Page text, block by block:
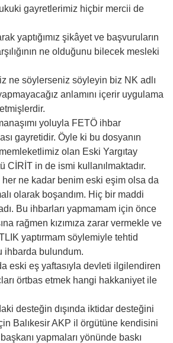
gayretlerimiz hiçbir mercii de
yaptığımız şikâyet ve başvuruların
ne olduğunu bilecek mesleki
ne söylerseniz söyleyin biz NK adlı
anlamını içerir uygulama
yoluyla FETÖ ihbar
gayretidir. Öyle ki bu dosyanın
olan Eski Yargıtay
CİRİT in de ismi kullanılmaktadır.
her ne kadar benim eski eşim olsa da
olarak boşandım. Hiç bir maddi
Bu ihbarları yapmamam için önce
rağmen kızımıza zarar vermekle ve
yaptırmam söylemiyle tehtid
ihbarda bulundum.
eski eş yaftasıyla devleti ilgilendiren
örtbas etmek hangi hakkaniyet ile
desteğin dışında iktidar desteğini
Balıkesir AKP il örgütüne kendisini
yapmaları yönünde baskı